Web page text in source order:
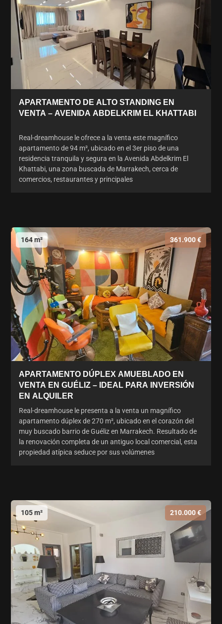
APARTAMENTO DE ALTO STANDING EN
VENTA – AVENIDA ABDELKRIM EL KHATTABI
Real-dreamhouse le ofrece a la venta este magnífico
apartamento de 94 m², ubicado en el 3er piso de una
residencia tranquila y segura en la Avenida Abdelkrim El
Khattabi, una zona buscada de Marrakech, cerca de
comercios, restaurantes y principales
164 m² 361.900 €
APARTAMENTO DÚPLEX AMUEBLADO EN
VENTA EN GUÉLIZ – IDEAL PARA INVERSIÓN
EN ALQUILER
Real-dreamhouse le presenta a la venta un magnífico
apartamento dúplex de 270 m², ubicado en el corazón del
muy buscado barrio de Guéliz en Marrakech. Resultado de
la renovación completa de un antiguo local comercial, esta
propiedad atípica seduce por sus volúmenes
105 m² 210.000 €